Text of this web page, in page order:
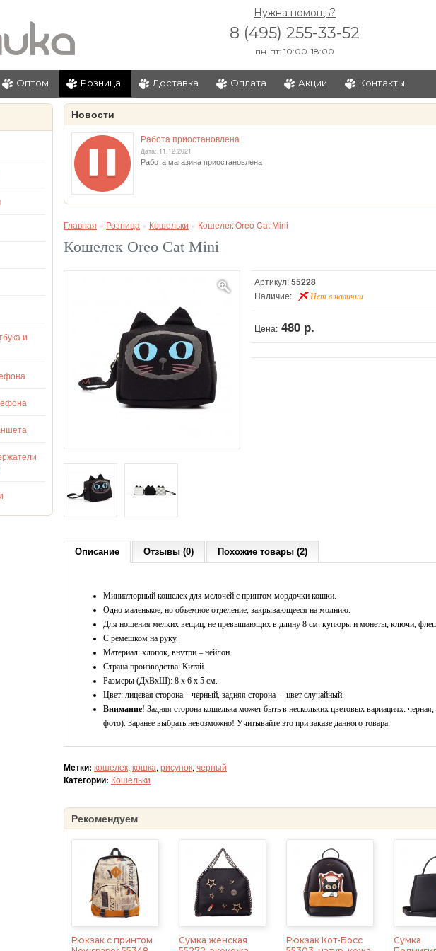
Нужна помощь?
8 (495) 255-33-52
пн-пт: 10:00-18:00
Оптом Розница Доставка Оплата Акции Контакты
и
Новости
Работа приостановлена
Дата: 11.12.2021
Работа магазина приостановлена
Главная » Розница » Кошельки » Кошелек Oreo Cat Mini
Кошелек Oreo Cat Mini
Артикул:55228
Наличие: Нет в наличии
Цена: 480 р.
Описание Отзывы (0) Похожие товары (2)
Миниатюрный кошелек для мелочей с принтом мордочки кошки.
Одно маленькое, но объемное отделение, закрывающееся на молнию.
Для ношения мелких вещиц, не превышающих в длину 8 см: купюры и монеты, ключи,
С ремешком на руку.
Материал: хлопок, внутри – нейлон.
Страна производства: Китай.
Размеры (ДхВхШ): 8 х 6 х 5 см.
Цвет: лицевая сторона – черный, задняя сторона – цвет случайный.
Внимание! Задняя сторона кошелька может быть в нескольких цветовых вариациях:
фото). Заранее выбрать невозможно! Учитывайте это при заказе данного товара.
Метки: кошелек, кошка, рисунок, черный
Категории: Кошельки
Рекомендуем
Рюкзак с принтом
Сумка женская
Рюкзак Кот-Босс
Сумка